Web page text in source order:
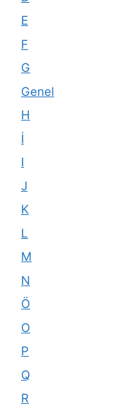
E
F
G
Genel
H
İ
I
J
K
L
M
N
Ö
O
P
Q
R